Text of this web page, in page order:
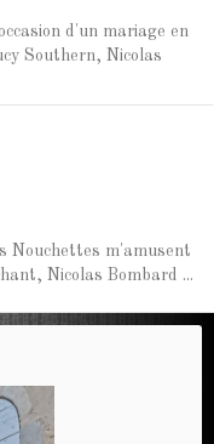
d'un mariage en
Southern, Nicolas
Nouchettes m'amusent
Nicolas Bombard ...